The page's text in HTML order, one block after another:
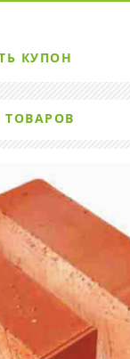
КУПОН
ТОВАРОВ